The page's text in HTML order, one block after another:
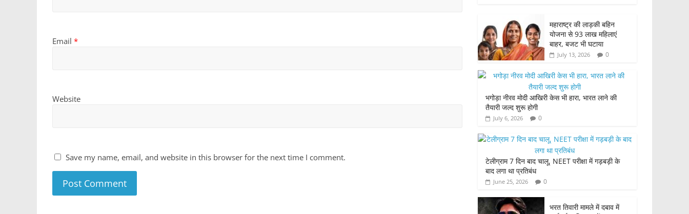
Email *
Website
Save my name, email, and website in this browser for the next time I comment.
c
e
b
o
o
k
er s
A
p
p
ar
e
महाराष्ट्र की लाड़की बहिन
योजना से 93 लाख महिलाएं
बाहर, बजट भी घटाया
July 13, 2026 0
भगोड़ा नीरव मोदी आखिरी केस भी हारा, भारत लाने की
तैयारी जल्द शुरू होगी
July 6, 2026 0
टेलीग्राम 7 दिन बाद चालू, NEET परीक्षा में गड़बड़ी के
बाद लगा था प्रतिबंध
June 25, 2026 0
भरत तिवारी मामले में दबाव में